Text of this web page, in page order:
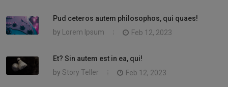
Pud ceteros autem philosophos, qui quaes!
by
Lorem Ipsum Feb 12, 2023
Et? Sin autem est in ea, qui!
by Story Teller Feb 12, 2023